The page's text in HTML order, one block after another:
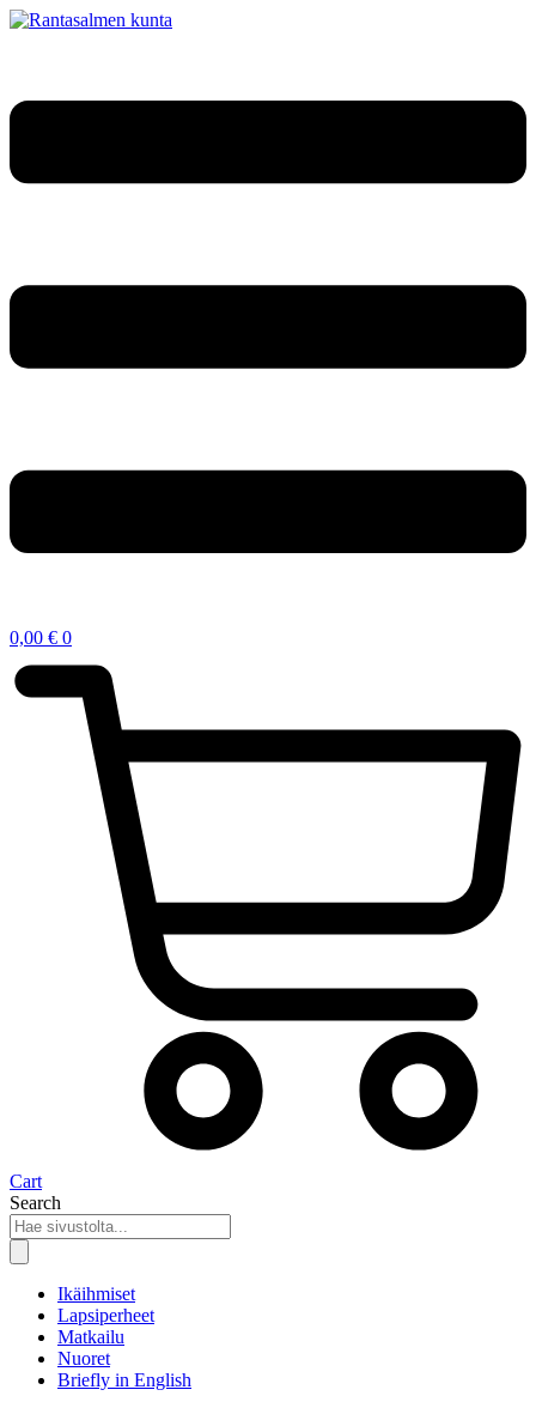
0,00 € 0
Cart
Search
Ikäihmiset
Lapsiperheet
Matkailu
Nuoret
Briefly in English